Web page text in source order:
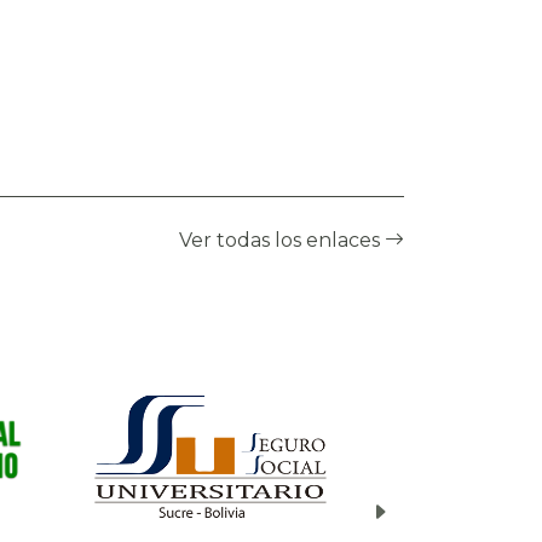
compartidos a través de la
Ver todas los enlaces